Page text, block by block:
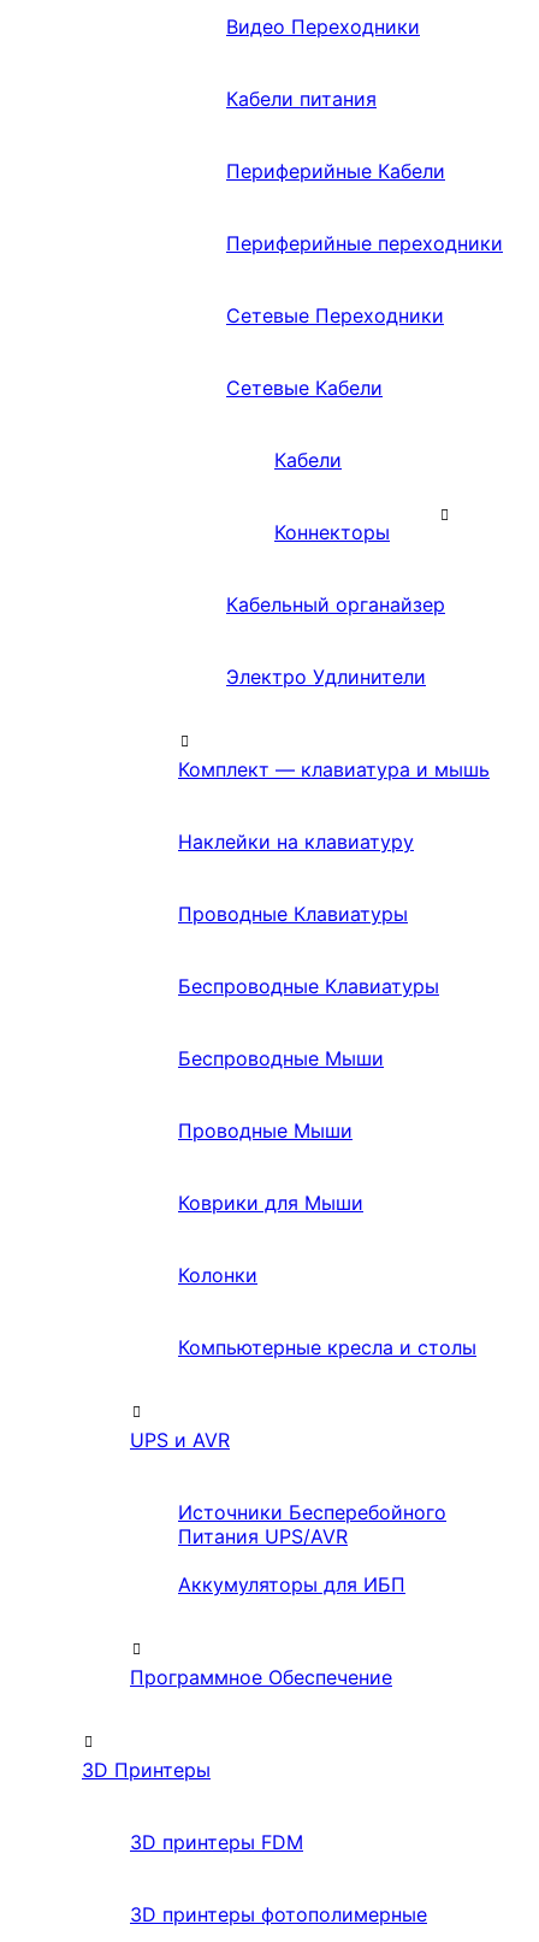
Видео Переходники
Кабели питания
Периферийные Кабели
Периферийные переходники
Сетевые Переходники
Сетевые Кабели
Кабели
Коннекторы
Кабельный органайзер
Электро Удлинители
Комплект — клавиатура и мышь
Наклейки на клавиатуру
Проводные Клавиатуры
Беспроводные Клавиатуры
Беспроводные Мыши
Проводные Мыши
Коврики для Мыши
Колонки
Компьютерные кресла и столы
UPS и AVR
Источники Бесперебойного
Питания UPS/AVR
Аккумуляторы для ИБП
Программное Обеспечение
3D Принтеры
3D принтеры FDM
3D принтеры фотополимерные